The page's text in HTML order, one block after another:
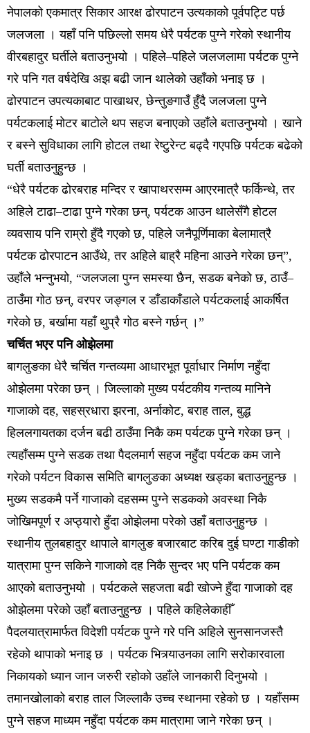
नेपालको एकमात्र सिकार आरक्ष ढोरपाटन उत्यकाको पूर्वपट्टि पर्छ
जलजला । यहाँ पनि पछिल्लो समय धेरै पर्यटक पुग्ने गरेको स्थानीय
वीरबहादुर घर्तीले बताउनुभयो । पहिले–पहिले जलजलामा पर्यटक पुग्ने
गरे पनि गत वर्षदेखि अझ बढी जान थालेको उहाँको भनाइ छ ।
ढोरपाटन उपत्यकाबाट पाखाथर, छेन्तुङगाउँ हुँदै जलजला पुग्ने
पर्यटकलाई मोटर बाटोले थप सहज बनाएको उहाँले बताउनुभयो । खाने
र बस्ने सुविधाका लागि होटल तथा रेष्टुरेन्ट बढ्दै गएपछि पर्यटक बढेको
घर्ती बताउनुहुन्छ ।
“धेरै पर्यटक ढोरबराह मन्दिर र खापाथरसम्म आएरमात्रै फर्किन्थे, तर
अहिले टाढा–टाढा पुग्ने गरेका छन्, पर्यटक आउन थालेसँगै होटल
व्यवसाय पनि राम्रो हुँदै गएको छ, पहिले जनैपूर्णिमाका बेलामात्रै
पर्यटक ढोरपाटन आउँथे, तर अहिले बाह्रै महिना आउने गरेका छन्”,
उहाँले भन्नुभयो, “जलजला पुग्न समस्या छैन, सडक बनेको छ, ठाउँ–
ठाउँमा गोठ छन्, वरपर जङ्गल र डाँडाकाँडाले पर्यटकलाई आकर्षित
गरेको छ, बर्खामा यहाँ थुप्रै गोठ बस्ने गर्छन् ।”
चर्चित भएर पनि ओझेलमा
बागलुङका धेरै चर्चित गन्तव्यमा आधारभूत पूर्वाधार निर्माण नहुँदा
ओझेलमा परेका छन् । जिल्लाको मुख्य पर्यटकीय गन्तव्य मानिने
गाजाको दह, सहस्रधारा झरना, अर्नाकोट, बराह ताल, बुद्ध
हिललगायतका दर्जन बढी ठाउँमा निकै कम पर्यटक पुग्ने गरेका छन् ।
त्यहाँसम्म पुग्ने सडक तथा पैदलमार्ग सहज नहुँदा पर्यटक कम जाने
गरेको पर्यटन विकास समिति बागलुङका अध्यक्ष खड्का बताउनुहुन्छ ।
मुख्य सडकमै पर्ने गाजाको दहसम्म पुग्ने सडकको अवस्था निकै
जोखिमपूर्ण र अप्ठ्यारो हुँदा ओझेलमा परेको उहाँ बताउनुहुन्छ ।
स्थानीय तुलबहादुर थापाले बागलुङ बजारबाट करिब दुई घण्टा गाडीको
यात्रामा पुग्न सकिने गाजाको दह निकै सुन्दर भए पनि पर्यटक कम
आएको बताउनुभयो । पर्यटकले सहजता बढी खोज्ने हुँदा गाजाको दह
ओझेलमा परेको उहाँ बताउनुहुन्छ । पहिले कहिलेकाहीँ
पैदलयात्रामार्फत विदेशी पर्यटक पुग्ने गरे पनि अहिले सुनसानजस्तै
रहेको थापाको भनाइ छ । पर्यटक भित्र्याउनका लागि सरोकारवाला
निकायको ध्यान जान जरुरी रहोको उहाँले जानकारी दिनुभयो ।
तमानखोलाको बराह ताल जिल्लाकै उच्च स्थानमा रहेको छ । यहाँसम्म
पुग्ने सहज माध्यम नहुँदा पर्यटक कम मात्रामा जाने गरेका छन् ।